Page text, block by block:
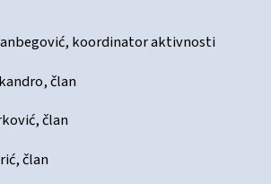
koordinator aktivnosti
član
član
član